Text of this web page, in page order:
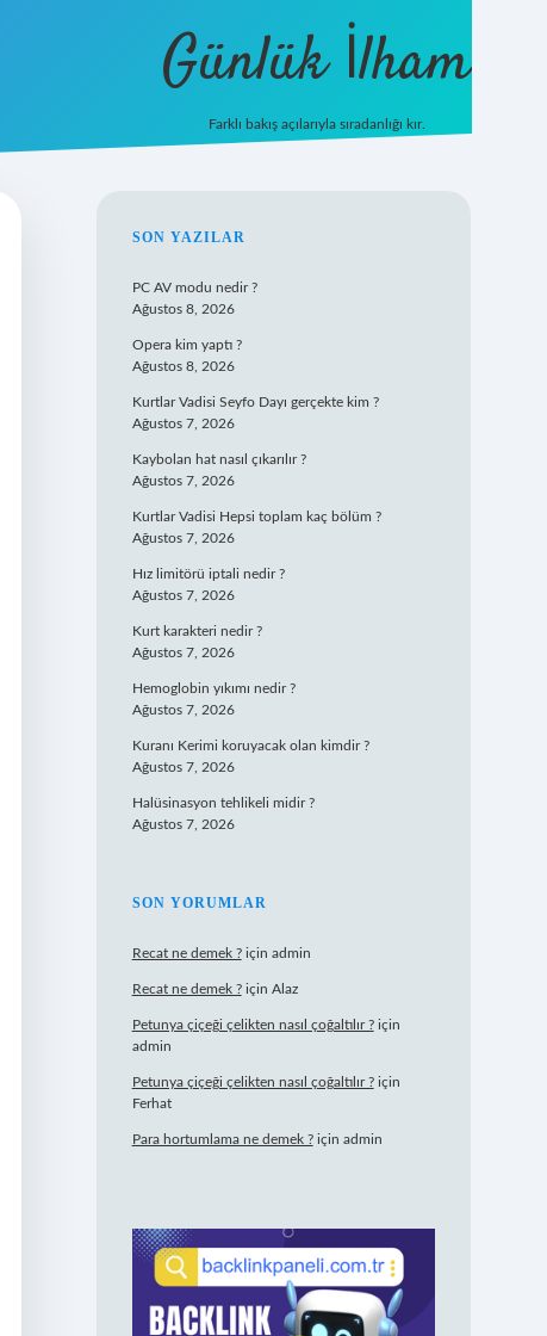
Günlük İlham
Farklı bakış açılarıyla sıradanlığı kır.
SIDEBAR
SON YAZILAR
PC AV modu nedir ?
Ağustos 8, 2026
Opera kim yaptı ?
Ağustos 8, 2026
Kurtlar Vadisi Seyfo Dayı gerçekte kim ?
Ağustos 7, 2026
Kaybolan hat nasıl çıkarılır ?
Ağustos 7, 2026
Kurtlar Vadisi Hepsi toplam kaç bölüm ?
Ağustos 7, 2026
Hız limitörü iptali nedir ?
Ağustos 7, 2026
Kurt karakteri nedir ?
Ağustos 7, 2026
Hemoglobin yıkımı nedir ?
Ağustos 7, 2026
Kuranı Kerimi koruyacak olan kimdir ?
Ağustos 7, 2026
Halüsinasyon tehlikeli midir ?
Ağustos 7, 2026
SON YORUMLAR
Recat ne demek ?için admin
Recat ne demek ?için Alaz
Petunya çiçeği çelikten nasıl çoğaltılır ?için
admin
Petunya çiçeği çelikten nasıl çoğaltılır ?için
Ferhat
Para hortumlama ne demek ?için admin